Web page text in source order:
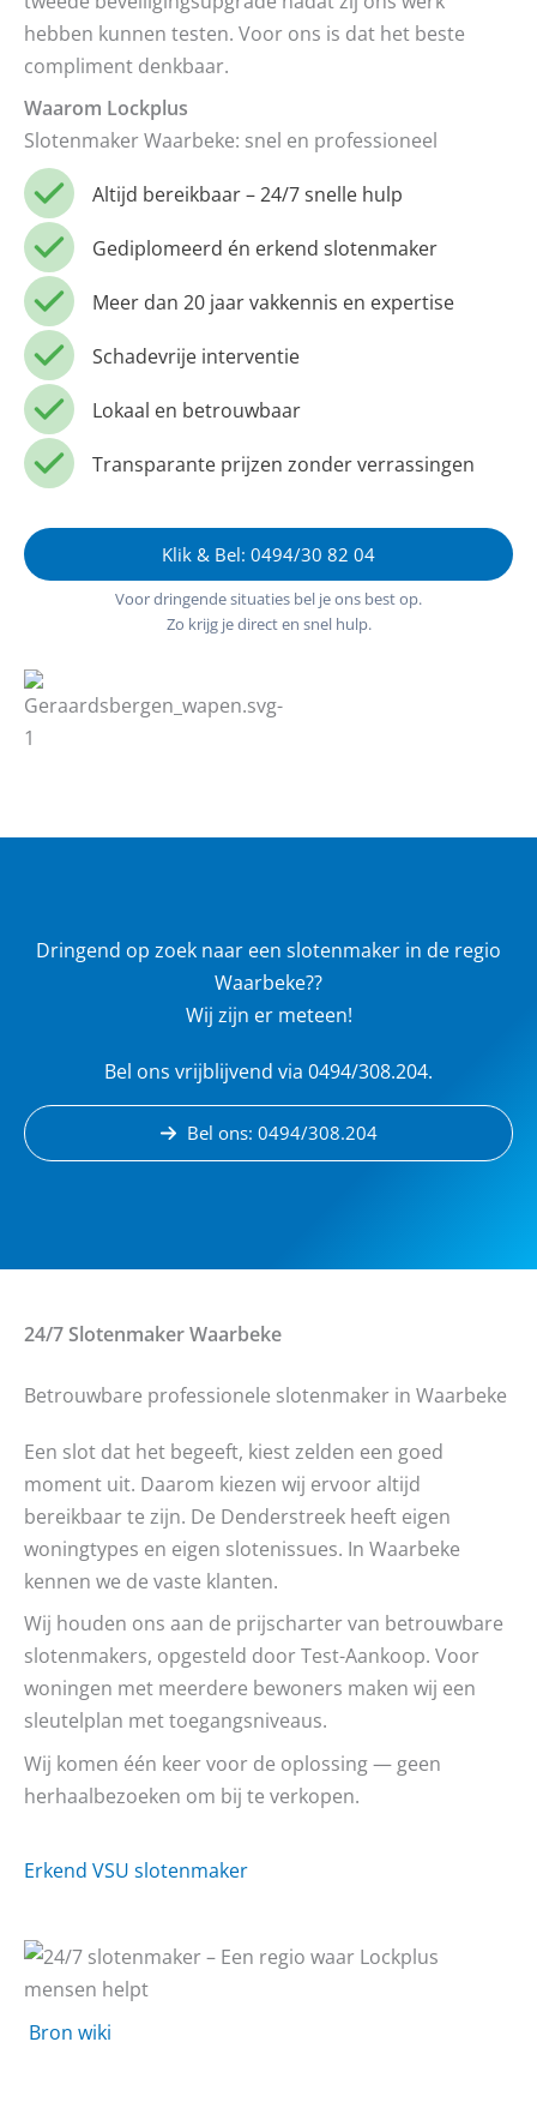
hebben kunnen testen. Voor ons is dat het beste
compliment denkbaar.
Waarom Lockplus
Slotenmaker Waarbeke: snel en professioneel
Altijd bereikbaar – 24/7 snelle hulp
Gediplomeerd én erkend slotenmaker
Meer dan 20 jaar vakkennis en expertise
Schadevrije interventie
Lokaal en betrouwbaar
Transparante prijzen zonder verrassingen
Klik & Bel: 0494/30 82 04
Voor dringende situaties bel je ons best op.
Zo krijg je direct en snel hulp.
Dringend op zoek naar een slotenmaker in de regio
Waarbeke??
Wij zijn er meteen!
Bel ons vrijblijvend via 0494/308.204.
Bel ons: 0494/308.204
24/7 SlotenmakerWaarbeke
Betrouwbare professionele slotenmaker in Waarbeke
Een slot dat het begeeft, kiest zelden een goed
moment uit. Daarom kiezen wij ervoor altijd
bereikbaar te zijn. De Denderstreek heeft eigen
woningtypes en eigen slotenissues. In Waarbeke
kennen we de vaste klanten.
Wij houden ons aan de prijscharter van betrouwbare
slotenmakers, opgesteld door Test-Aankoop. Voor
woningen met meerdere bewoners maken wij een
sleutelplan met toegangsniveaus.
Wij komen één keer voor de oplossing — geen
herhaalbezoeken om bij te verkopen.
Erkend VSU slotenmaker
Bron wiki